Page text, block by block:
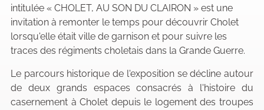
intitulée « CHOLET, AU SON DU CLAIRON » est une
invitation à remonter le temps pour découvrir Cholet
lorsqu'elle était ville de garnison et pour suivre les
traces des régiments choletais dans la Grande Guerre.
Le parcours historique de l'exposition se décline autour
de deux grands espaces consacrés à l'histoire du
casernement à Cholet depuis le logement des troupes